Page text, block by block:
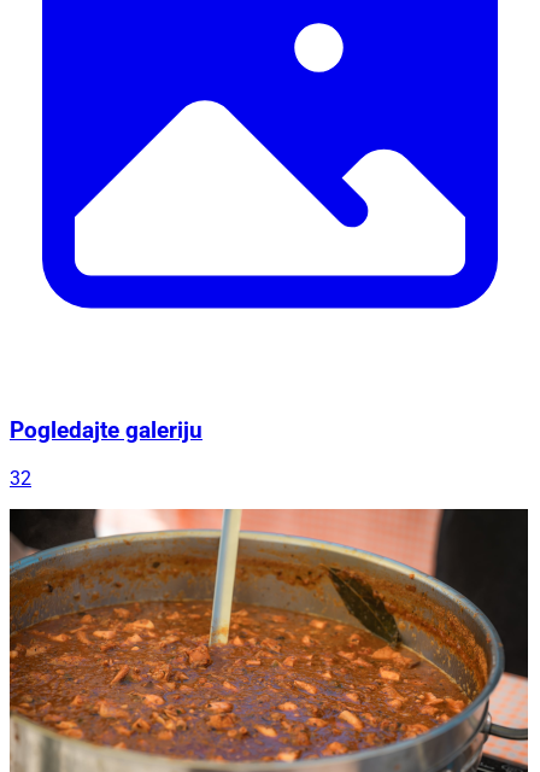
Pogledajte galeriju
32